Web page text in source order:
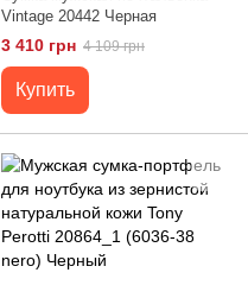
Vintage 20442 Черная
3 410 грн 4 109 грн
Купить